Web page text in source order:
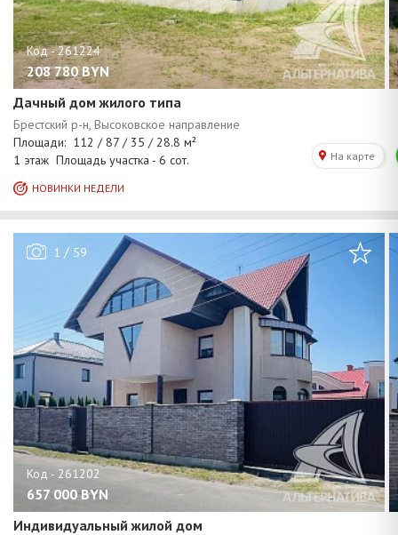
208 780 BYN
Дачный дом жилого типа
1 / 59
657 000 BYN
Индивидуальный жилой дом